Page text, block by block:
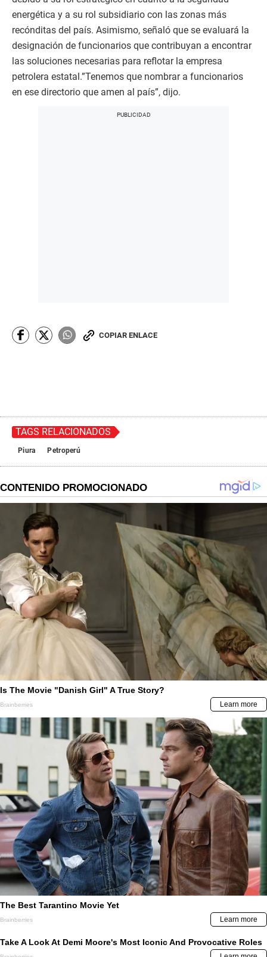
energética y a su rol subsidiario con las zonas más
recónditas del país. Asimismo, señaló que se evaluará la
designación de funcionarios que contribuyan a encontrar
las soluciones necesarias para reflotar la empresa
petrolera estatal.”Tenemos que nombrar a funcionarios
en ese directorio que amen al país”, dijo.
COPIAR ENLACE
TAGS RELACIONADOS
Piura Petroperú